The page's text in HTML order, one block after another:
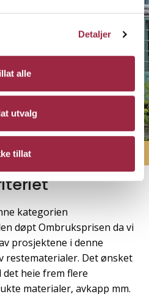
Detaljer
alle
utvalg
tillat
kategorien
døpt Ombruksprisen da vi
prosjektene i denne
restematerialer. Det ønsket
det heie frem flere
materialer, avkapp mm.